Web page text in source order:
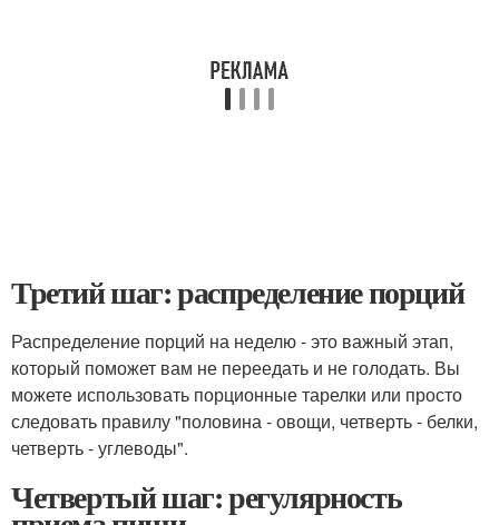
Третий шаг: распределение порций
Распределение порций на неделю - это важный этап,
который поможет вам не переедать и не голодать. Вы
можете использовать порционные тарелки или просто
следовать правилу "половина - овощи, четверть - белки,
четверть - углеводы".
Четвертый шаг: регулярность